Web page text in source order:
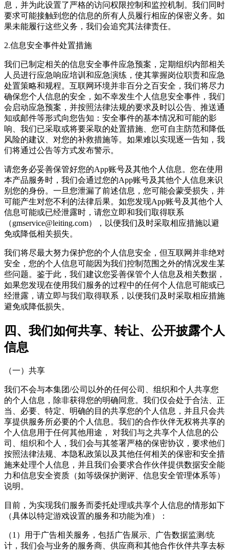
息，并为此设置了严格的访问权限控制和监控机制。我们同时
要求可能接触到您的信息的所有人员履行相应的保密义务。如
果未能履行这些义务，我们会追究其法律责任。
2.信息安全事件处置措施
我们已制定相关的信息安全事件应急预案，定期组织内部相关
人员进行应急响应培训和应急演练，使其掌握岗位职责和应急
处置策略和规程。互联网环境并非百分之百安全，我们将尽力
确保您个人信息的安全，如不幸发生个人信息安全事件，我们
会启动应急预案，并按照法律法规的要求及时以公告、推送通
知或邮件等形式向您告知：安全事件的基本情况和可能的影
响、我们已采取或将要采取的处置措施、您可自主防范和降低
风险的建议、对您的补救措施等。如果难以实现逐一告知，我
们将通过公告等方式发布警示。
请您务必妥善保管好您的App账号及其他个人信息。您在使用
本产品服务时，我们会通过您的App账号及其他个人信息来识
别您的身份。一旦您泄漏了前述信息，您可能会蒙受损失，并
可能产生对您不利的法律后果。如您发现App账号及其他个人
信息可能或已经泄露时，请您立即和我们取得联系
（gmservice@leiting.com），以便我们及时采取相应措施以避
免或降低相关损失。
我们将尽最大努力保护您的个人信息安全，但互联网并非绝对
安全，您的个人信息可能因为我们控制范围之外的情况发生某
些问题。鉴于此，我们建议您妥善保管个人信息及相关数据，
如果您发现在使用我们服务的过程中的任何个人信息可能或已
经泄露，请立即与我们取得联系，以便我们及时采取相应措施
避免或降低损失。
四、我们如何共享、转让、公开披露个人
信息
（一）共享
我们不会与本集团/公司以外的任何公司、组织和个人共享您
的个人信息，除非获得您的明确同意。我们仅会处于合法、正
当、必要、特定、明确的目的共享您的个人信息，并且只会共
享提供服务所必要的个人信息。我们的合作伙伴无权将共享的
个人信息用于任何其他用途， 对我们与之共享个人信息的公
司、组织和个人，我们会与其签署严格的保密协议，要求他们
按照法律法规、本隐私政策以及其他任何相关的保密和安全措
施来处理个人信息，并且我们会要求合作伙伴提供数据安全能
力和信息安全资质（如等级保护测评、信息安全管理体系等）
说明。
目前，为实现我们服务而委托处理或共享个人信息的情形如下
（具体以特定游戏设置的服务和功能为准）：
（1）用于广告相关服务，包括广告展示、广告数据监测/统
计，我们会与业务的服务商、供应商和其他合作伙伴共享去标